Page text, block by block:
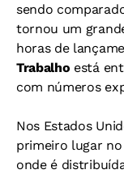
sendo
tornou um
horas de
Trabalho está
com números
Nos Estados
primeiro lugar
onde é